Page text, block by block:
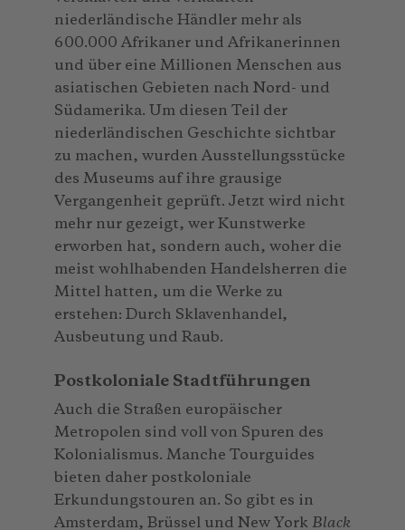
niederländische Händler mehr als
600.000 Afrikaner und Afrikanerinnen
und über eine Millionen Menschen aus
asiatischen Gebieten nach Nord- und
Südamerika. Um diesen Teil der
niederländischen Geschichte sichtbar
zu machen, wurden Ausstellungsstücke
des Museums auf ihre grausige
Vergangenheit geprüft. Jetzt wird nicht
mehr nur gezeigt, wer Kunstwerke
erworben hat, sondern auch, woher die
meist wohlhabenden Handelsherren die
Mittel hatten, um die Werke zu
erstehen: Durch Sklavenhandel,
Ausbeutung und Raub.
Postkoloniale Stadtführungen
Auch die Straßen europäischer
Metropolen sind voll von Spuren des
Kolonialismus. Manche Tourguides
bieten daher postkoloniale
Erkundungstouren an. So gibt es in
Amsterdam, Brüssel und New York Black